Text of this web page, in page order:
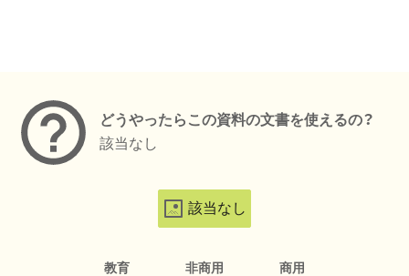
どうやったらこの資料の文書を使えるの？
該当なし
該当なし
教育 非商用 商用